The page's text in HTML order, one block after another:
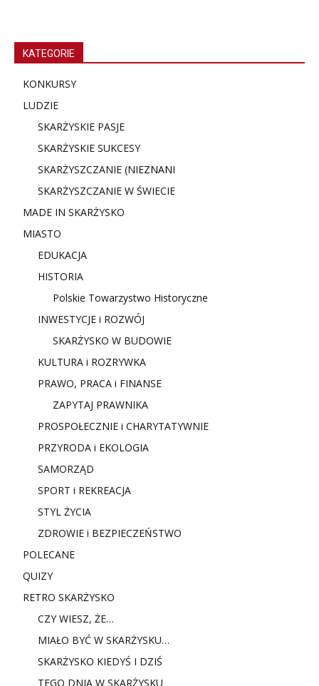
KATEGORIE
KONKURSY
LUDZIE
SKARŻYSKIE PASJE
SKARŻYSKIE SUKCESY
SKARŻYSZCZANIE (NIEZNANI
SKARŻYSZCZANIE W ŚWIECIE
MADE IN SKARŻYSKO
MIASTO
EDUKACJA
HISTORIA
Polskie Towarzystwo Historyczne
INWESTYCJE i ROZWÓJ
SKARŻYSKO W BUDOWIE
KULTURA i ROZRYWKA
PRAWO, PRACA i FINANSE
ZAPYTAJ PRAWNIKA
PROSPOŁECZNIE i CHARYTATYWNIE
PRZYRODA i EKOLOGIA
SAMORZĄD
SPORT i REKREACJA
STYL ŻYCIA
ZDROWIE i BEZPIECZEŃSTWO
POLECANE
QUIZY
RETRO SKARŻYSKO
CZY WIESZ, ŻE…
MIAŁO BYĆ W SKARŻYSKU…
SKARŻYSKO KIEDYŚ I DZIŚ
TEGO DNIA W SKARŻYSKU